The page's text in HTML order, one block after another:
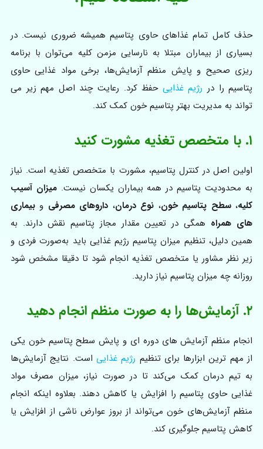
حذف کامل تمام غذاهای حاوی پتاسیم همیشه ضروری نیست. در
بسیاری از بیماران مبتلا به نارسایی مزمن کلیه می‌توان با برنامه‌
ریزی صحیح و پایش منظم آزمایش‌ها، برخی مواد غذایی حاوی
پتاسیم را در رژیم غذایی حفظ کرد. رعایت چند اصل مهم زیر می‌
تواند به مدیریت بهتر پتاسیم خون کمک کند.
۱. با متخصص تغذیه مشورت کنید
اولین اصل در کنترل پتاسیم، مشورت با متخصص تغذیه است. نیاز
به محدودیت پتاسیم در همه بیماران یکسان نیست.میزان آسیب
کلیه،سطح پتاسیم خون، نوع درمان، داروهای مصرفی وبیماری‌
های همراه همگی در تعیین مقدار مجاز پتاسیم نقش دارند. به
همین دلیل، تنظیم میزان پتاسیم رژیم غذایی باید به‌صورت فردی و
زیر نظر مشاور یا متخصص تغذیه انجام شود تا دقیقا مشخص شود
روزانه چه میزان پتاسیم نیاز دارید.
۲. آزمایش‌ها را به صورت منظم انجام دهید
انجام منظم آزمایش های دوره ای و پایش سطح پتاسیم خون یکی
از مهم‌ ترین ابزارها برای تنظیم رژیم غذایی است. نتایج آزمایش‌ها
به تیم درمان کمک می‌کند تا در صورت نیاز، میزان مصرف مواد
غذایی حاوی پتاسیم را افزایش یا کاهش دهند. بعلاوه اینکه انجام
منظم آزمایش‌های خون می‌تواند از بروز عوارض ناشی از افزایش یا
کاهش پتاسیم جلوگیری کند.